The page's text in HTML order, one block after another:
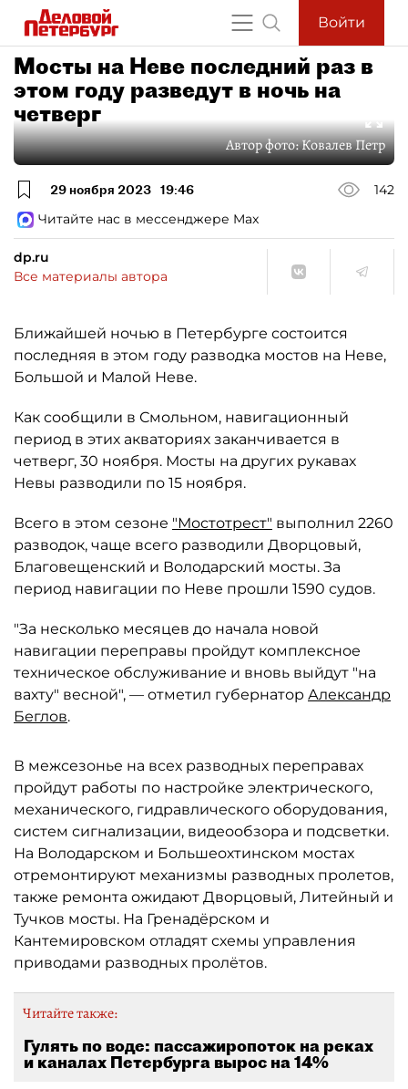
Войти
Мосты на Неве последний раз в
этом году разведут в ночь на
четверг
Автор фото:Ковалев Петр
29 ноября 2023 19:46
142
Читайте нас в мессенджере Max
dp.ru
Все материалы автора
Ближайшей ночью в Петербурге состоится
последняя в этом году разводка мостов на Неве,
Большой и Малой Неве.
Как сообщили в Смольном, навигационный
период в этих акваториях заканчивается в
четверг, 30 ноября. Мосты на других рукавах
Невы разводили по 15 ноября.
Всего в этом сезоне "Мостотрест" выполнил 2260
разводок, чаще всего разводили Дворцовый,
Благовещенский и Володарский мосты. За
период навигации по Неве прошли 1590 судов.
"За несколько месяцев до начала новой
навигации переправы пройдут комплексное
техническое обслуживание и вновь выйдут "на
вахту" весной", — отметил губернатор Александр
Беглов.
В межсезонье на всех разводных переправах
пройдут работы по настройке электрического,
механического, гидравлического оборудования,
систем сигнализации, видеообзора и подсветки.
На Володарском и Большеохтинском мостах
отремонтируют механизмы разводных пролетов,
также ремонта ожидают Дворцовый, Литейный и
Тучков мосты. На Гренадёрском и
Кантемировском отладят схемы управления
приводами разводных пролётов.
Читайте также:
Гулять по воде: пассажиропоток на реках
и каналах Петербурга вырос на 14%